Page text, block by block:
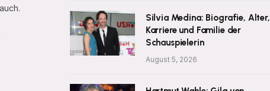
Silvia Medina: Biografie, Alter,
Karriere und Familie der
Schauspielerin
August 5, 2026